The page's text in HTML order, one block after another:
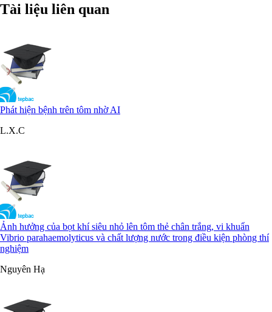
Tài liệu liên quan
Phát hiện bệnh trên tôm nhờ AI
L.X.C
Ảnh hưởng của bọt khí siêu nhỏ lên tôm thẻ chân trắng, vi khuẩn
Vibrio parahaemolyticus và chất lượng nước trong điều kiện phòng thí
nghiệm
Nguyên Hạ